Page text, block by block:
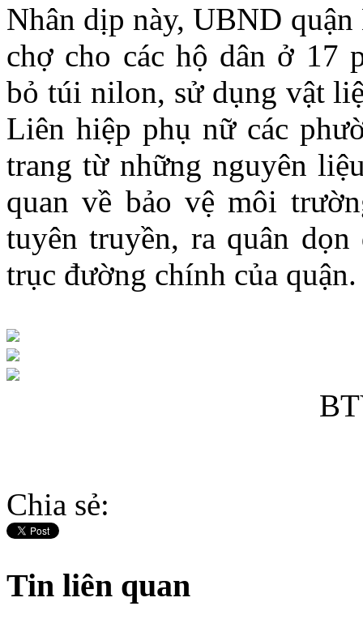
Nhân dịp này, UBND
chợ cho các hộ dân ở 17
bỏ túi nilon, sử dụng vật
Liên hiệp phụ nữ các
trang từ những nguyên
quan về bảo vệ môi
tuyên truyền, ra quân
trục đường chính của quận.
Chia sẻ:
Tin liên quan